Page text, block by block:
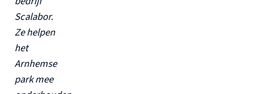
Scalabor.
Ze helpen
het
Arnhemse
park mee